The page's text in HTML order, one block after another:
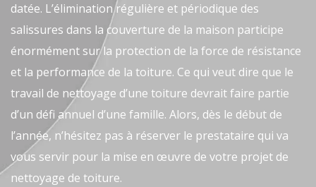
datée. L’élimination régulière et périodique des
salissures dans la couverture de la maison participe
énormément sur la protection de la force de résistance
et la performance de la toiture. Ce qui veut dire que le
travail de nettoyage d’une toiture devrait faire partie
d’un défi annuel d’une famille. Alors, dès le début de
l’année, n’hésitez pas à réserver le prestataire qui va
vous servir pour la mise en œuvre de votre projet de
nettoyage de toiture.